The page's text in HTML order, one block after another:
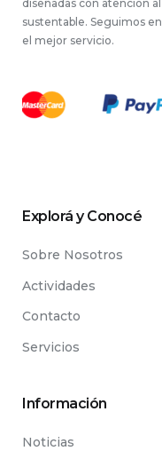
diseñadas con atención
sustentable. Seguimos
el mejor servicio.
Explorá y Conocé
Sobre Nosotros
Actividades
Contacto
Servicios
Información
Noticias